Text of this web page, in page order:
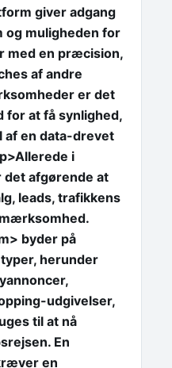
giver adgang
og muligheden for
med en præcision,
af andre
er det
for at få synlighed,
af en data-drevet
i
afgørende at
leads, trafikkens
byder på
herunder
udgivelser,
til at nå
En
en